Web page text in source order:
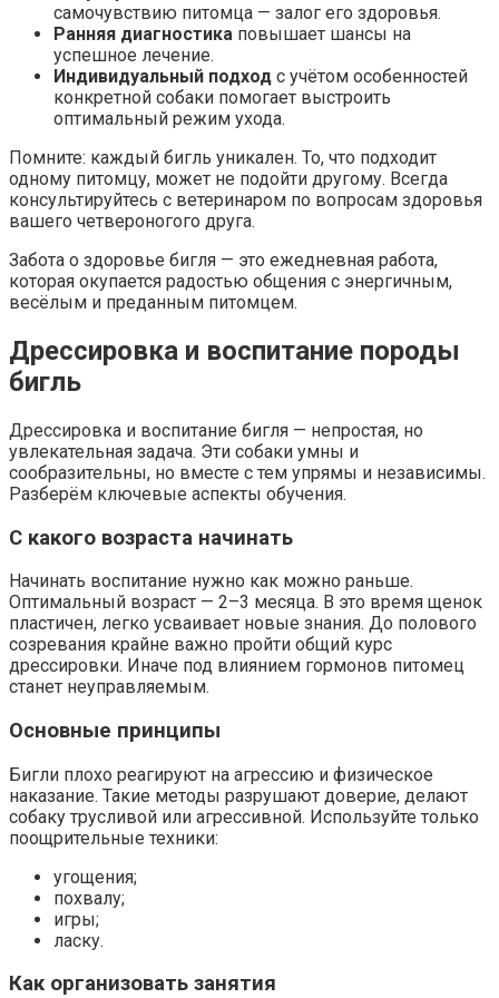
самочувствию питомца — залог его здоровья.
Ранняя диагностика повышает шансы на
успешное лечение.
Индивидуальный подход с учётом особенностей
конкретной собаки помогает выстроить
оптимальный режим ухода.
Помните: каждый бигль уникален. То, что подходит
одному питомцу, может не подойти другому. Всегда
консультируйтесь с ветеринаром по вопросам здоровья
вашего четвероногого друга.
Забота о здоровье бигля — это ежедневная работа,
которая окупается радостью общения с энергичным,
весёлым и преданным питомцем.
Дрессировка и воспитание породы
бигль
Дрессировка и воспитание бигля — непростая, но
увлекательная задача. Эти собаки умны и
сообразительны, но вместе с тем упрямы и независимы.
Разберём ключевые аспекты обучения.
С какого возраста начинать
Начинать воспитание нужно как можно раньше.
Оптимальный возраст — 2–3 месяца. В это время щенок
пластичен, легко усваивает новые знания. До полового
созревания крайне важно пройти общий курс
дрессировки. Иначе под влиянием гормонов питомец
станет неуправляемым.
Основные принципы
Бигли плохо реагируют на агрессию и физическое
наказание. Такие методы разрушают доверие, делают
собаку трусливой или агрессивной. Используйте только
поощрительные техники:
угощения;
похвалу;
игры;
ласку.
Как организовать занятия